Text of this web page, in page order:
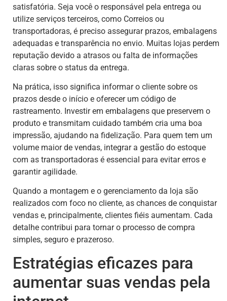
satisfatória. Seja você o responsável pela entrega ou
utilize serviços terceiros, como Correios ou
transportadoras, é preciso assegurar prazos, embalagens
adequadas e transparência no envio. Muitas lojas perdem
reputação devido a atrasos ou falta de informações
claras sobre o status da entrega.
Na prática, isso significa informar o cliente sobre os
prazos desde o início e oferecer um código de
rastreamento. Investir em embalagens que preservem o
produto e transmitam cuidado também cria uma boa
impressão, ajudando na fidelização. Para quem tem um
volume maior de vendas, integrar a gestão do estoque
com as transportadoras é essencial para evitar erros e
garantir agilidade.
Quando a montagem e o gerenciamento da loja são
realizados com foco no cliente, as chances de conquistar
vendas e, principalmente, clientes fiéis aumentam. Cada
detalhe contribui para tornar o processo de compra
simples, seguro e prazeroso.
Estratégias eficazes para
aumentar suas vendas pela